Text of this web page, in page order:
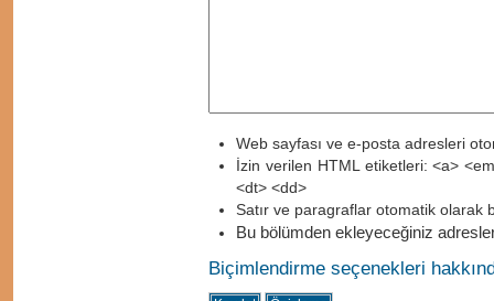
Web sayfası ve e-posta adresleri
İzin verilen HTML etiketleri: <a>
<dt> <dd>
Satır ve paragraflar otomatik olarak
Bu bölümden ekleyeceğiniz
Biçimlendirme seçenekleri